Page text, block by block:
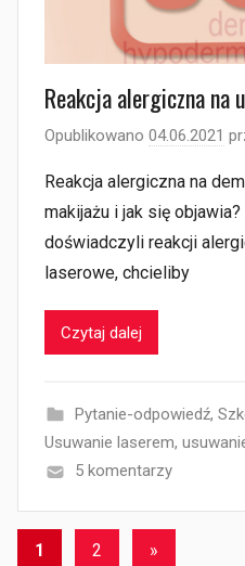
Reakcja alergiczna na
Opublikowano 04.06.2021
Reakcja alergiczna na
makijażu i jak się
doświadczyli reakcji
laserowe, chcieliby
Czytaj dalej
Pytanie-odpowiedź,
Usuwanie laserem,
5 komentarzy
Stronicowanie
1 2
Następne
»